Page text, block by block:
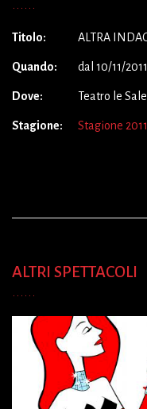
Titolo: ALTRA
Quando: dal 10/11/
Dove: Teatro le
Stagione: Stagione
ALTRI SPETTACOLI